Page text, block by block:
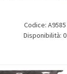
Codice: A9585
Disponibilità: 0